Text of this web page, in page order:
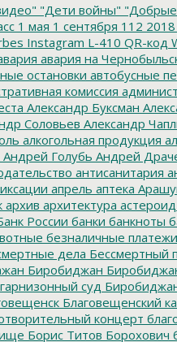
"Дети войны"
1 мая 1 сентября 112 2018
Instagram L-410 QR-код
авария на
остановки автобусные
комиссия
Александр Буксман
Соловьев Александр
алкогольная продукция
Андрей Голубь Андрей
антисанитария
апрель аптека
архив архитектура астероид
России банки банкноты
безналичные платежи
дела Бессмертный
Биробиджан
суд
Благовещенский
концерт
Борис Титов Борохович